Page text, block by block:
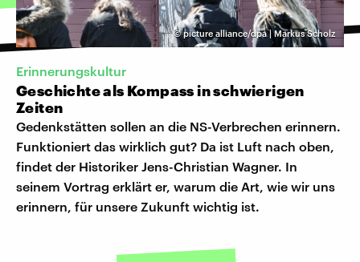
©picture alliance/dpa | Markus Scholz
Erinnerungskultur
Geschichte als Kompass in schwierigen
Zeiten
Gedenkstätten sollen an die NS-Verbrechen erinnern.
Funktioniert das wirklich gut? Da ist Luft nach oben,
findet der Historiker Jens-Christian Wagner. In
seinem Vortrag erklärt er, warum die Art, wie wir uns
erinnern, für unsere Zukunft wichtig ist.